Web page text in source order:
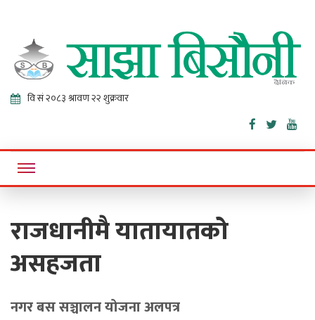
Sajha
Bisaunee
Online News Portal
राजधानीमै यातायातको
असहजता
नगर बस सञ्चालन योजना अलपत्र